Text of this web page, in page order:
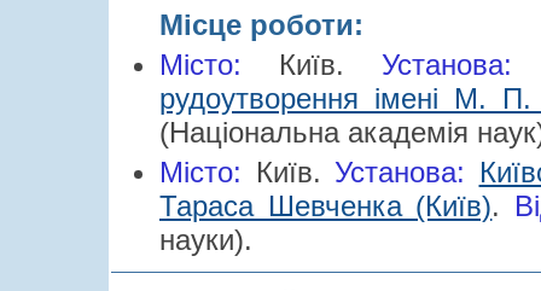
Місце роботи:
Місто: Київ.
рудоутворення імені М.
(Національна академія
Місто: Київ. Установа:
Тараса Шевченка (Київ).
науки).